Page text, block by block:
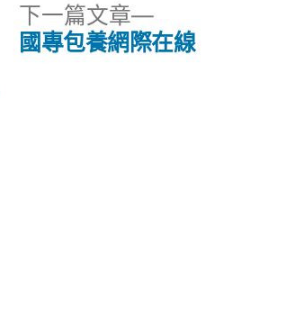
下一篇文章
下
一
國專包養網際在線